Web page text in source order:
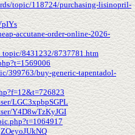
topic/118724/purchasing-lisinopril-
accutane-order-online-2026-
8431232/8737781.htm
399763/buy-generic-tapentadol-
LGC3xpbpSGPL
Y4D8wTzKyJGI